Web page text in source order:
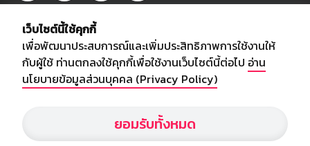
บริษัท สยามสปอร์ต ซินติเคท จำกัด (มหาชน)
เลขที่ 66/26 - 29 ซอยรามอินทรา 40
ถนนรามอินทรา แขวงนวลจันทร์
เขตบึงกุ่ม กรุงเทพฯ 10230
webmaster@siamsport.co.th
เว็บไซต์ : www.siamsport.co.th
เว็บไซต์นี้ใช้คุกกี้
เพื่อพัฒนาประสบการณ์และเพิ่มประสิทธิภาพการใช้งานให้
กับผู้ใช้ ท่านตกลงใช้คุกกี้เพื่อใช้งานเว็บไซต์นี้ต่อไป อ่าน
นโยบายข้อมูลส่วนบุคคล (Privacy Policy)
ยอมรับทั้งหมด